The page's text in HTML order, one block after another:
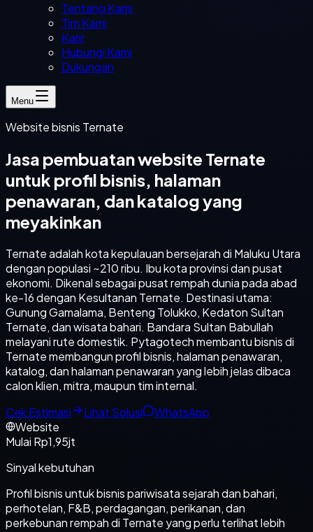
Tentang Kami
Tim Kami
Karir
Hubungi Kami
Dukungan
Menu
Website bisnis Ternate
Jasa pembuatan website Ternate
untuk profil bisnis, halaman
penawaran, dan katalog yang
meyakinkan
Ternate adalah kota kepulauan bersejarah di Maluku Utara
dengan populasi ~210 ribu. Ibu kota provinsi dan pusat
ekonomi. Dikenal sebagai pusat rempah dunia pada abad
ke-16 dengan Kesultanan Ternate. Destinasi utama:
Gunung Gamalama, Benteng Tolukko, Kedaton Sultan
Ternate, dan wisata bahari. Bandara Sultan Babullah
melayani rute domestik. Pytagotech membantu bisnis di
Ternate membangun profil bisnis, halaman penawaran,
katalog, dan halaman penawaran yang lebih jelas dibaca
calon klien, mitra, maupun tim internal.
Cek Estimasi
Lihat Solusi
WhatsApp
Website
Mulai Rp1,95jt
Sinyal kebutuhan
Profil bisnis untuk bisnis pariwisata sejarah dan bahari,
perhotelan, F&B, perdagangan, perikanan, dan
perkebunan rempah di Ternate yang perlu terlihat lebih